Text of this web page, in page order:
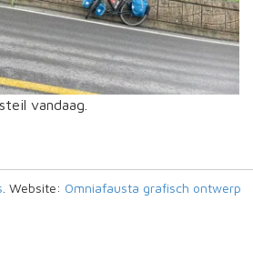
vandaag.
. Website: Omniafausta grafisch ontwerp